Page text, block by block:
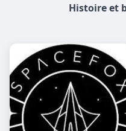
Histoire et